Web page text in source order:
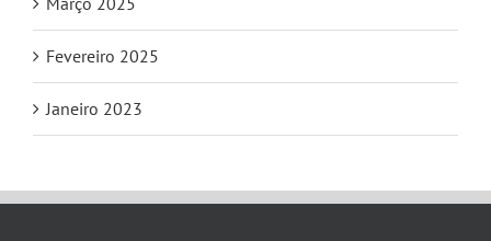
Fevereiro 2025
Janeiro 2023